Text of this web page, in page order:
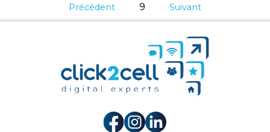
Précédent 9 Suivant